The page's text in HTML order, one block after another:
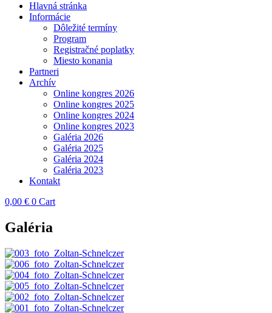
Hlavná stránka
Informácie
Dôležité termíny
Program
Registračné poplatky
Miesto konania
Partneri
Archív
Online kongres 2026
Online kongres 2025
Online kongres 2024
Online kongres 2023
Galéria 2026
Galéria 2025
Galéria 2024
Galéria 2023
Kontakt
0,00 € 0 Cart
Galéria